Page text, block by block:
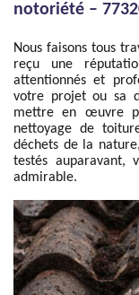
notoriété –
Nous faisons tous
reçu une
attentionnés et
votre projet ou sa
mettre en œuvre
nettoyage de
déchets de la
testés auparavant,
admirable.